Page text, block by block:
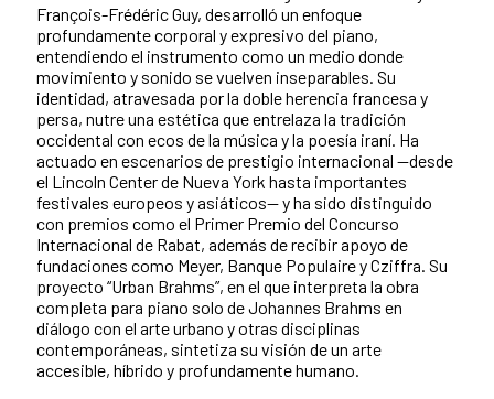
François-Frédéric Guy, desarrolló un enfoque
profundamente corporal y expresivo del piano,
entendiendo el instrumento como un medio donde
movimiento y sonido se vuelven inseparables. Su
identidad, atravesada por la doble herencia francesa y
persa, nutre una estética que entrelaza la tradición
occidental con ecos de la música y la poesía iraní. Ha
actuado en escenarios de prestigio internacional —desde
el Lincoln Center de Nueva York hasta importantes
festivales europeos y asiáticos— y ha sido distinguido
con premios como el Primer Premio del Concurso
Internacional de Rabat, además de recibir apoyo de
fundaciones como Meyer, Banque Populaire y Cziffra. Su
proyecto “Urban Brahms”, en el que interpreta la obra
completa para piano solo de Johannes Brahms en
diálogo con el arte urbano y otras disciplinas
contemporáneas, sintetiza su visión de un arte
accesible, híbrido y profundamente humano.